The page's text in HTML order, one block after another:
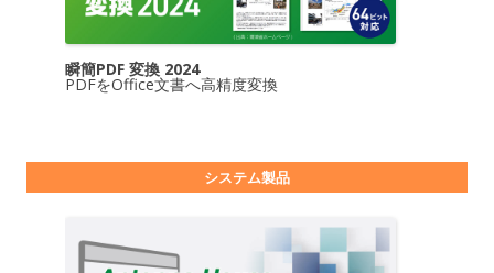
瞬簡PDF 変換 2024
PDFをOffice文書へ高精度変換
システム製品